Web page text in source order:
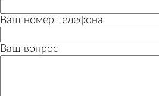
Ваш номер телефона
Ваш вопрос